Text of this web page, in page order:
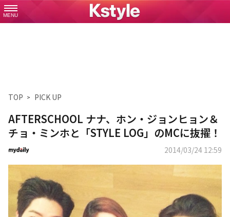
MENU
TOP PICK UP
AFTERSCHOOL ナナ、ホン・ジョンヒョン＆
チョ・ミンホと「STYLE LOG」のMCに抜擢！
2014/03/24 12:59